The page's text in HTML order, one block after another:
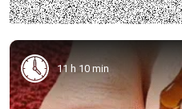
11 h 10 min